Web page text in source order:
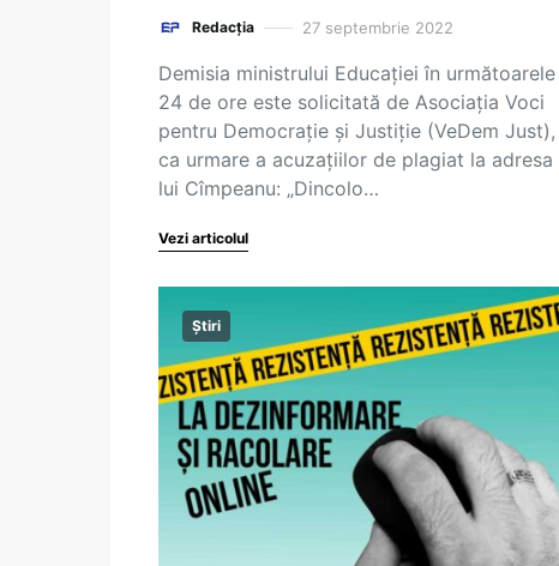
Redacția 27 septembrie 2022
Demisia ministrului Educației în următoarele
24 de ore este solicitată de Asociația Voci
pentru Democrație și Justiție (VeDem Just),
ca urmare a acuzațiilor de plagiat la adresa
lui Cîmpeanu: „Dincolo…
Vezi articolul
Știri